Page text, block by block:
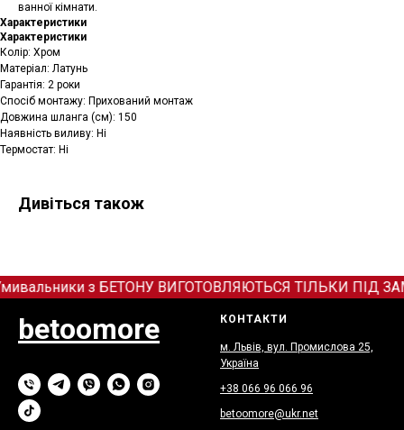
ванної кімнати.
Характеристики
Характеристики
Колір: Хром
Матеріал: Латунь
Гарантія: 2 роки
Спосіб монтажу: Прихований монтаж
Довжина шланга (см): 150
Наявність виливу: Ні
Термостат: Ні
Дивіться також
з БЕТОНУ ВИГОТОВЛЯЮТЬСЯ ТІЛЬКИ ПІД
betoomore КОНТАКТИ
м. Львів, вул. Промислова 25,
Україна
+38 066 96 066 96
betoomore@ukr.net